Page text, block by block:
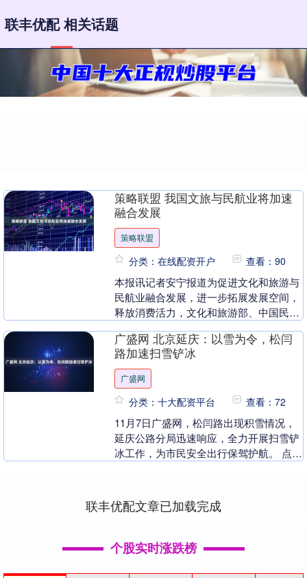
联丰优配 相关话题
策略联盟 我国文旅与民航业将加速
融合发展
策略联盟
分类：在线配资开户 查看：90
本报讯记者安宁报道为促进文化和旅游与
民航业融合发展，进一步拓展发展空间，
释放消费活力，文化和旅游部、中国民航
展行动方案》。《....
广盛网 北京延庆：以雪为令，松闫
路加速扫雪铲冰
广盛网
分类：十大配资平台 查看：72
11月7日广盛网，松闫路出现积雪情况，
延庆公路分局迅速响应，全力开展扫雪铲
冰工作，为市民安全出行保驾护航。 点击
联丰优配文章已加载完成
个股实时涨跌榜